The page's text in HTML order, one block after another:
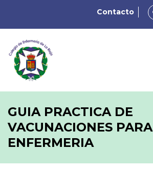
Contacto
GUIA PRACTICA DE
VACUNACIONES PARA
ENFERMERIA